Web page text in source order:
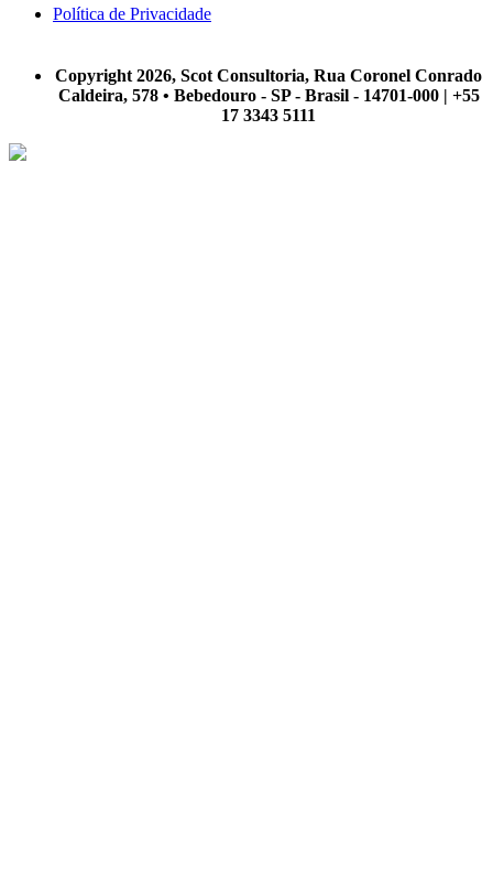
Política de Privacidade
Copyright 2026, Scot Consultoria, Rua Coronel Conrado
Caldeira, 578 • Bebedouro - SP - Brasil - 14701-000 | +55
17 3343 5111